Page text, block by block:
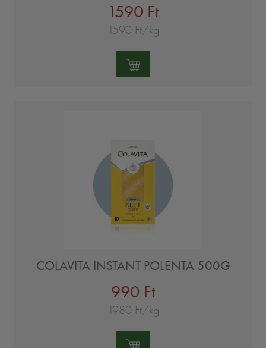
1590 Ft
1590 Ft/kg
Mennyiség:
COLAVITA INSTANT POLENTA 500G
990 Ft
1980 Ft/kg
Mennyiség: